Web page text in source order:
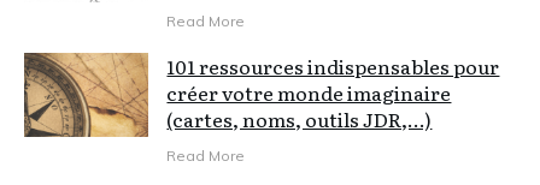
Read More
101 ressources indispensables pour
créer votre monde imaginaire
(cartes, noms, outils JDR,…)
Read More